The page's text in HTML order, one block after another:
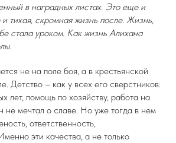
в наградных листах. Это еще и
и тихая, скромная жизнь после. Жизнь,
стала уроком. Как жизнь Алихана
не на поле боя, а в крестьянской
Детство – как у всех его сверстников:
лет, помощь по хозяйству, работа на
не мечтал о славе. Но уже тогда в нем
ответственность,
эти качества, а не только